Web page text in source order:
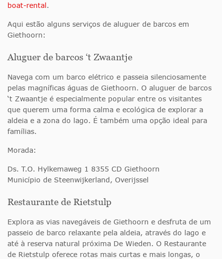
boat-rental.
Aqui estão alguns serviços de aluguer de barcos em
Giethoorn:
Aluguer de barcos ‘t Zwaantje
Navega com um barco elétrico e passeia silenciosamente
pelas magníficas águas de Giethoorn. O aluguer de barcos
‘t Zwaantje é especialmente popular entre os visitantes
que querem uma forma calma e ecológica de explorar a
aldeia e a zona do lago. É também uma opção ideal para
famílias.
Morada:
Ds. T.O. Hylkemaweg 1 8355 CD Giethoorn
Município de Steenwijkerland, Overijssel
Restaurante de Rietstulp
Explora as vias navegáveis de Giethoorn e desfruta de um
passeio de barco relaxante pela aldeia, através do lago e
até à reserva natural próxima De Wieden. O Restaurante
de Rietstulp oferece rotas mais curtas e mais longas, o